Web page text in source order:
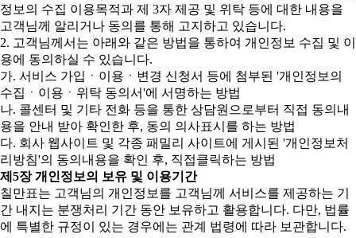
정보의 수집 이용목적과 제 3자 제공 및 위탁 등에 대한 내용을
고객님께 알리거나 동의를 통해 고지하고 있습니다.
2. 고객님께서는 아래와 같은 방법을 통하여 개인정보 수집 및 이
용에 동의하실 수 있습니다.
가. 서비스 가입ㆍ이용ㆍ변경 신청서 등에 첨부된 '개인정보의
수집ㆍ이용ㆍ위탁 동의서'에 서명하는 방법
나. 콜센터 및 기타 전화 등을 통한 상담원으로부터 직접 동의내
용을 안내 받아 확인한 후, 동의 의사표시를 하는 방법
다. 회사 웹사이트 및 각종 패밀리 사이트에 게시된 '개인정보처
리방침'의 동의내용을 확인 후, 직접클릭하는 방법
제5장 개인정보의 보유 및 이용기간
칠만표는 고객님의 개인정보를 고객님께 서비스를 제공하는 기
간 내지는 분쟁처리 기간 동안 보유하고 활용합니다. 다만, 법률
에 특별한 규정이 있는 경우에는 관계 법령에 따라 보관합니다.